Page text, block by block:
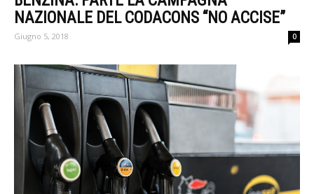
NAZIONALE DEL CODACONS “NO ACCISE”
Giugno 5, 2018 0